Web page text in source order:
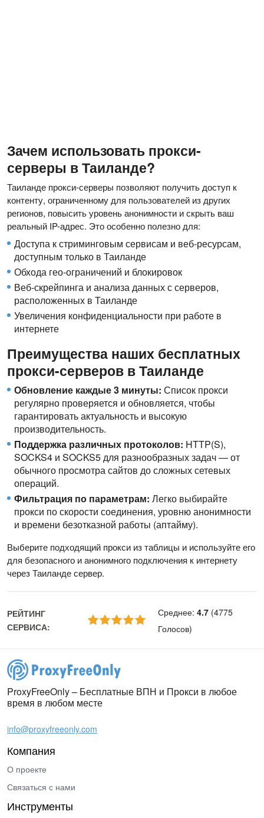
Зачем использовать прокси-
серверы в Таиланде?
Таиланде прокси-серверы позволяют получить доступ к
контенту, ограниченному для пользователей из других
регионов, повысить уровень анонимности и скрыть ваш
реальный IP-адрес. Это особенно полезно для:
Доступа к стриминговым сервисам и веб-ресурсам,
доступным только в Таиланде
Обхода гео-ограничений и блокировок
Веб-скрейпинга и анализа данных с серверов,
расположенных в Таиланде
Увеличения конфиденциальности при работе в
интернете
Преимущества наших бесплатных
прокси-серверов в Таиланде
Обновление каждые 3 минуты: Список прокси
регулярно проверяется и обновляется, чтобы
гарантировать актуальность и высокую
производительность.
Поддержка различных протоколов: HTTP(S),
SOCKS4 и SOCKS5 для разнообразных задач — от
обычного просмотра сайтов до сложных сетевых
операций.
Фильтрация по параметрам: Легко выбирайте
прокси по скорости соединения, уровню анонимности
и времени безотказной работы (аптайму).
Выберите подходящий прокси из таблицы и используйте его
для безопасного и анонимного подключения к интернету
через Таиланде сервер.
РЕЙТИНГ
СЕРВИСА:
Среднее: 4.7 (4775
Голосов)
ProxyFreeOnly – Бесплатные ВПН и Прокси в любое
время в любом месте
info@proxyfreeonly.com
Компания
О проекте
Связаться с нами
Инструменты